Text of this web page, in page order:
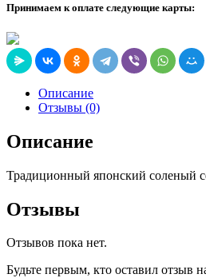
Принимаем к оплате следующие карты:
Описание
Отзывы (0)
Описание
Традиционный японский соленый
Отзывы
Отзывов пока нет.
Будьте первым, кто оставил отзыв